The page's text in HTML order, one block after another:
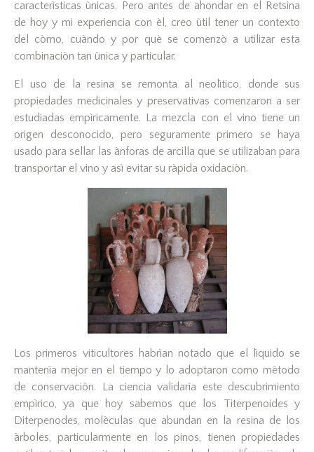
caracterìsticas ùnicas. Pero antes de ahondar en el Retsina
de hoy y mi experiencia con èl, creo ùtil tener un contexto
del còmo, cuàndo y por què se comenzò a utilizar esta
combinaciòn tan ùnica y particular.
El uso de la resina se remonta al neolìtico, donde sus
propiedades medicinales y preservativas comenzaron a ser
estudiadas empìricamente. La mezcla con el vino tiene un
origen desconocido, pero seguramente primero se haya
usado para sellar las ànforas de arcilla que se utilizaban para
transportar el vino y asì evitar su ràpida oxidaciòn.
Los primeros viticultores habrìan notado que el lìquido se
mantenìa mejor en el tiempo y lo adoptaron como mètodo
de conservaciòn. La ciencia validarìa este descubrimiento
empìrico, ya que hoy sabemos que los Titerpenoides y
Diterpenodes, molèculas que abundan en la resina de los
àrboles, particularmente en los pinos, tienen propiedades